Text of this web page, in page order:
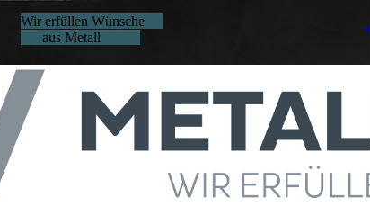
Wir erfüllen Wünsche
aus Metall